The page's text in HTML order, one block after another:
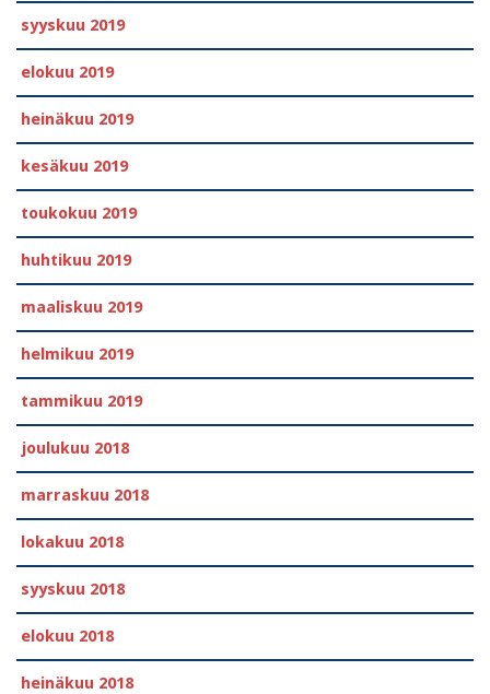
syyskuu 2019
elokuu 2019
heinäkuu 2019
kesäkuu 2019
toukokuu 2019
huhtikuu 2019
maaliskuu 2019
helmikuu 2019
tammikuu 2019
joulukuu 2018
marraskuu 2018
lokakuu 2018
syyskuu 2018
elokuu 2018
heinäkuu 2018